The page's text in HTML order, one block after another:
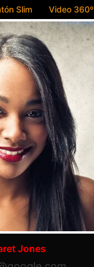
Slim Video 360º
Jones